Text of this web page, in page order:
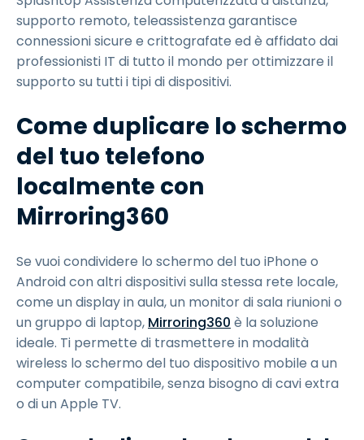
supporto remoto, teleassistenza garantisce
connessioni sicure e crittografate ed è affidato dai
professionisti IT di tutto il mondo per ottimizzare il
supporto su tutti i tipi di dispositivi.
Come duplicare lo schermo
del tuo telefono
localmente con
Mirroring360
Se vuoi condividere lo schermo del tuo iPhone o
Android con altri dispositivi sulla stessa rete locale,
come un display in aula, un monitor di sala riunioni o
un gruppo di laptop, Mirroring360 è la soluzione
ideale. Ti permette di trasmettere in modalità
wireless lo schermo del tuo dispositivo mobile a un
computer compatibile, senza bisogno di cavi extra
o di un Apple TV.